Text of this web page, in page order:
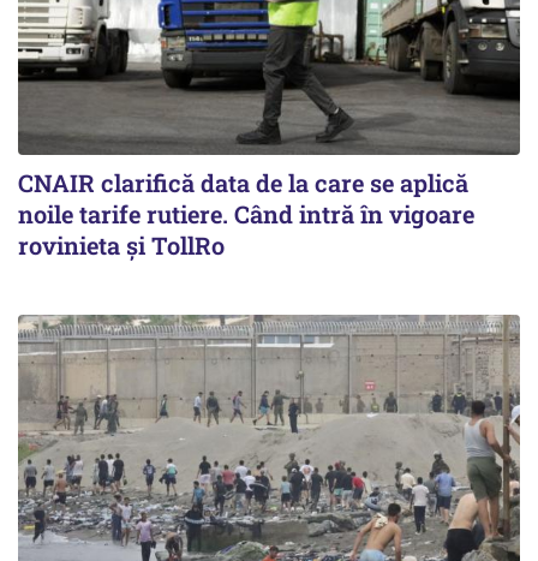
CNAIR clarifică data de la care se aplică
noile tarife rutiere. Când intră în vigoare
rovinieta și TollRo